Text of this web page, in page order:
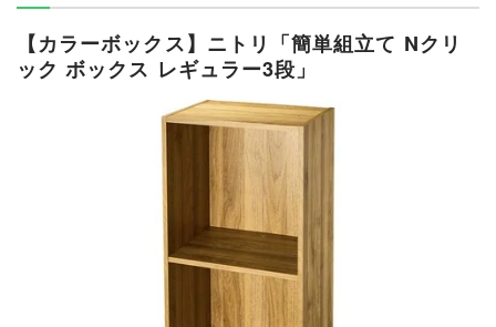
【カラーボックス】 ニトリ「簡単組立て Nクリ
ック ボックス レギュラー3段」